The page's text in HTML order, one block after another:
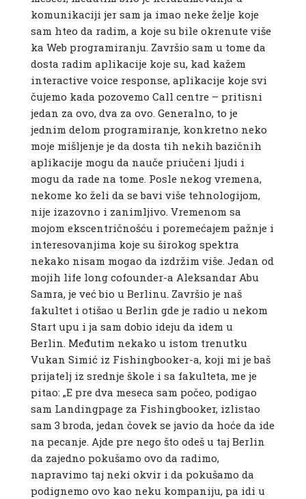
komunikaciji jer sam ja imao neke želje koje
sam hteo da radim, a koje su bile okrenute više
ka Web programiranju. Završio sam u tome da
dosta radim aplikacije koje su, kad kažem
interactive voice response, aplikacije koje svi
čujemo kada pozovemo Call centre – pritisni
jedan za ovo, dva za ovo. Generalno, to je
jednim delom programiranje, konkretno neko
moje mišljenje je da dosta tih nekih bazičnih
aplikacije mogu da nauče priučeni ljudi i
mogu da rade na tome. Posle nekog vremena,
nekome ko želi da se bavi više tehnologijom,
nije izazovno i zanimljivo. Vremenom sa
mojom ekscentričnošću i poremećajem pažnje i
interesovanjima koje su širokog spektra
nekako nisam mogao da izdržim više. Jedan od
mojih life long cofounder-a Aleksandar Abu
Samra, je već bio u Berlinu. Završio je naš
fakultet i otišao u Berlin gde je radio u nekom
Start upu i ja sam dobio ideju da idem u
Berlin. Međutim nekako u istom trenutku
Vukan Simić iz Fishingbooker-a, koji mi je baš
prijatelj iz srednje škole i sa fakulteta, me je
pitao: „E pre dva meseca sam počeo, podigao
sam Landingpage za Fishingbooker, izlistao
sam 3 broda, jedan čovek se javio da hoće da ide
na pecanje. Ajde pre nego što odeš u taj Berlin
da zajedno pokušamo ovo da radimo,
napravimo taj neki okvir i da pokušamo da
podignemo ovo kao neku kompaniju, pa idi u